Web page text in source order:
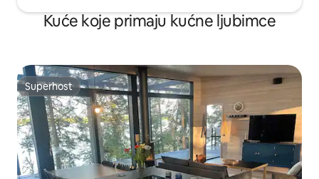
Kuće koje primaju kućne ljubimce
Superhost
Superhost